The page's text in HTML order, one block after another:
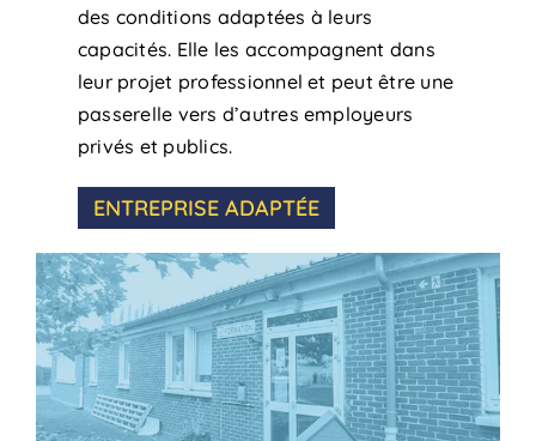
des conditions adaptées à leurs
capacités. Elle les accompagnent dans
leur projet professionnel et peut être une
passerelle vers d’autres employeurs
privés et publics.
ENTREPRISE ADAPTÉE